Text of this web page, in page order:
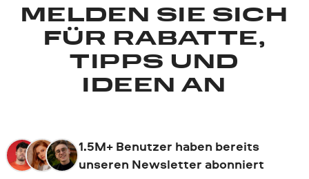
MELDEN SIE SICH
FÜR RABATTE,
TIPPS UND
IDEEN AN
1.5M+ Benutzer haben bereits
unseren Newsletter abonniert